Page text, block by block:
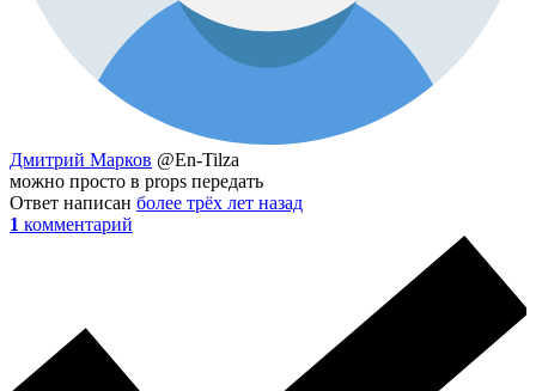
Дмитрий Марков @En-Tilza
можно просто в props передать
Ответ написан более трёх лет назад
1 комментарий